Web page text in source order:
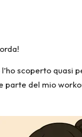
scoperto quasi
parte del mio